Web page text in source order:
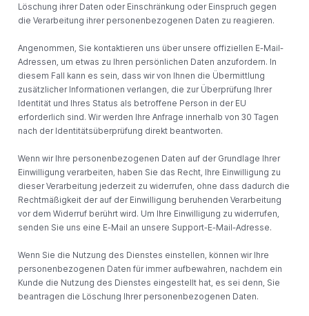
Löschung ihrer Daten oder Einschränkung oder Einspruch gegen
die Verarbeitung ihrer personenbezogenen Daten zu reagieren.
Angenommen, Sie kontaktieren uns über unsere offiziellen E-Mail-
Adressen, um etwas zu Ihren persönlichen Daten anzufordern. In
diesem Fall kann es sein, dass wir von Ihnen die Übermittlung
zusätzlicher Informationen verlangen, die zur Überprüfung Ihrer
Identität und Ihres Status als betroffene Person in der EU
erforderlich sind. Wir werden Ihre Anfrage innerhalb von 30 Tagen
nach der Identitätsüberprüfung direkt beantworten.
Wenn wir Ihre personenbezogenen Daten auf der Grundlage Ihrer
Einwilligung verarbeiten, haben Sie das Recht, Ihre Einwilligung zu
dieser Verarbeitung jederzeit zu widerrufen, ohne dass dadurch die
Rechtmäßigkeit der auf der Einwilligung beruhenden Verarbeitung
vor dem Widerruf berührt wird. Um Ihre Einwilligung zu widerrufen,
senden Sie uns eine E-Mail an unsere Support-E-Mail-Adresse.
Wenn Sie die Nutzung des Dienstes einstellen, können wir Ihre
personenbezogenen Daten für immer aufbewahren, nachdem ein
Kunde die Nutzung des Dienstes eingestellt hat, es sei denn, Sie
beantragen die Löschung Ihrer personenbezogenen Daten.